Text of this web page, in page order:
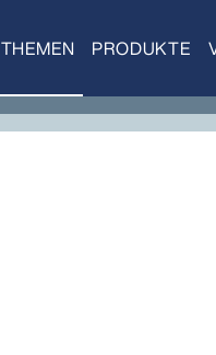
THEMEN PRODUKTE